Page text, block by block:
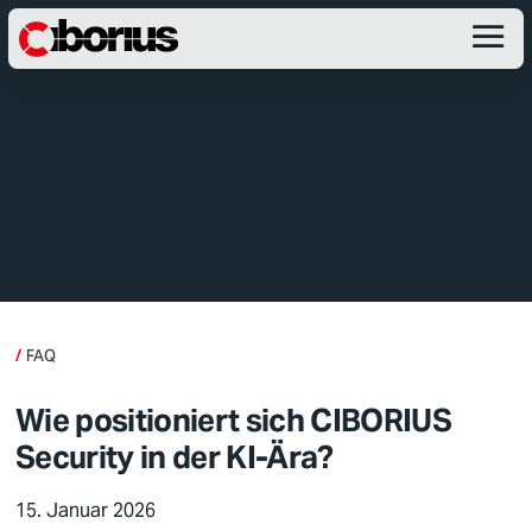
FAQ
Wie positioniert sich CIBORIUS
Security in der KI-Ära?
15. Januar 2026